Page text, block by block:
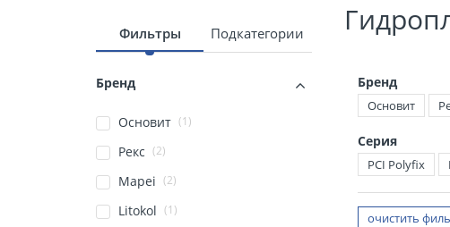
Фильтры Подкатегории
Бренд
Основит (1)
Рекс (2)
Mapei (2)
Litokol (1)
Бренд
Основит
Серия
PCI Polyfix
очистить